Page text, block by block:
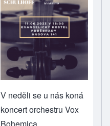
V neděli se u nás koná
koncert orchestru Vox